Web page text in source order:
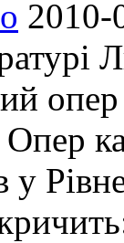
2010-
Опер
у